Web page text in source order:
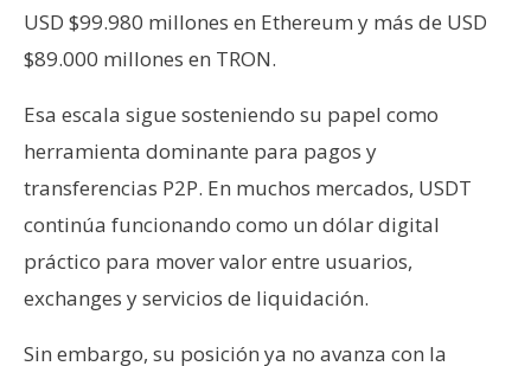
USD $99.980 millones en Ethereum y más de USD
$89.000 millones en TRON.
Esa escala sigue sosteniendo su papel como
herramienta dominante para pagos y
transferencias P2P. En muchos mercados, USDT
continúa funcionando como un dólar digital
práctico para mover valor entre usuarios,
exchanges y servicios de liquidación.
Sin embargo, su posición ya no avanza con la